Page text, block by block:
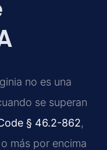
no es una
se superan
§ 46.2-862,
más por encima